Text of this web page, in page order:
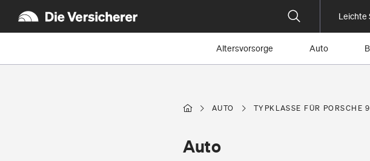
Leichte
Altersvorsorge Auto
AUTO TYPKLASSE FÜR PORSCHE
Auto